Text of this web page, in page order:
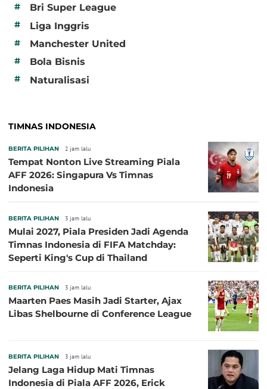
# Bri Super League
# Liga Inggris
# Manchester United
# Bola Bisnis
# Naturalisasi
TIMNAS INDONESIA
BERITA PILIHAN 2 jam lalu
Tempat Nonton Live Streaming Piala
AFF 2026: Singapura Vs Timnas
Indonesia
BERITA PILIHAN 3 jam lalu
Mulai 2027, Piala Presiden Jadi Agenda
Timnas Indonesia di FIFA Matchday:
Seperti King's Cup di Thailand
BERITA PILIHAN 3 jam lalu
Maarten Paes Masih Jadi Starter, Ajax
Libas Shelbourne di Conference League
BERITA PILIHAN 3 jam lalu
Jelang Laga Hidup Mati Timnas
Indonesia di Piala AFF 2026, Erick